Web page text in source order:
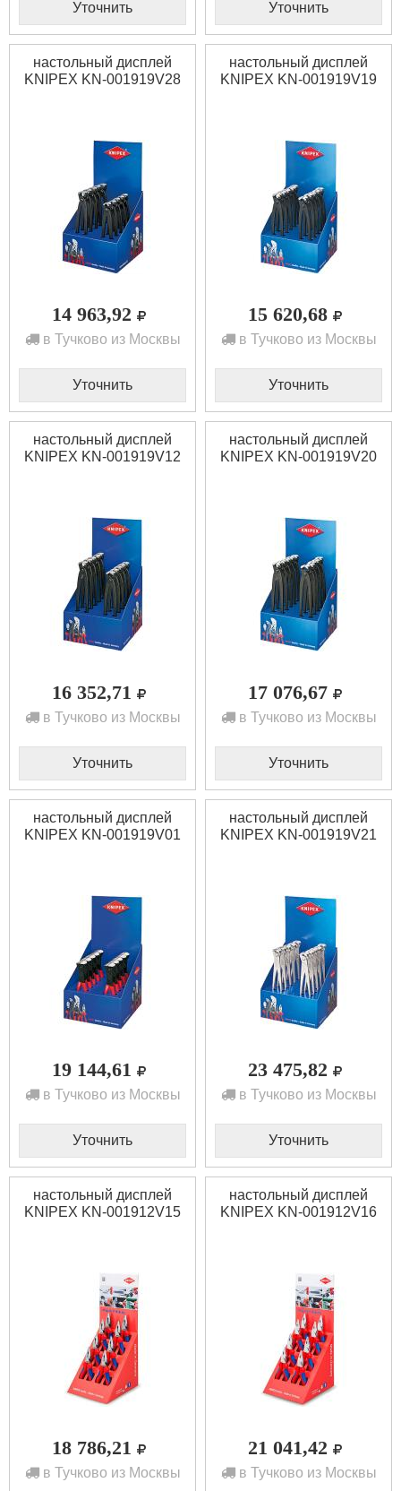
Уточнить Уточнить
настольный дисплей
KNIPEX KN-001919V28
14 963,92
в Тучково из Москвы
Уточнить
настольный дисплей
KNIPEX KN-001919V19
15 620,68
в Тучково из Москвы
Уточнить
настольный дисплей
KNIPEX KN-001919V12
16 352,71
в Тучково из Москвы
Уточнить
настольный дисплей
KNIPEX KN-001919V20
17 076,67
в Тучково из Москвы
Уточнить
настольный дисплей
KNIPEX KN-001919V01
19 144,61
в Тучково из Москвы
Уточнить
настольный дисплей
KNIPEX KN-001919V21
23 475,82
в Тучково из Москвы
Уточнить
настольный дисплей
KNIPEX KN-001912V15
18 786,21
в Тучково из Москвы
настольный дисплей
KNIPEX KN-001912V16
21 041,42
в Тучково из Москвы